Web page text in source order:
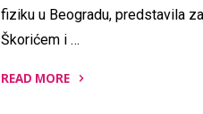
fiziku u Beogradu, predstavila
Škorićem i …
READ MORE